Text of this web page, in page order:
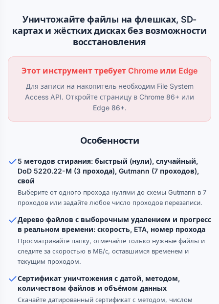
Уничтожайте файлы на флешках, SD-
картах и жёстких дисках без возможности
восстановления
Этот инструмент требует Chrome или Edge
Для записи на накопитель необходим File System
Access API. Откройте страницу в Chrome 86+ или
Edge 86+.
Особенности
5 методов стирания: быстрый (нули), случайный,
DoD 5220.22-M (3 прохода), Gutmann (7 проходов),
свой
Выберите от одного прохода нулями до схемы Gutmann в 7
проходов или задайте любое число проходов перезаписи.
Дерево файлов с выборочным удалением и прогресс
в реальном времени: скорость, ETA, номер прохода
Просматривайте папку, отмечайте только нужные файлы и
следите за скоростью в МБ/с, оставшимся временем и
текущим проходом.
Сертификат уничтожения с датой, методом,
количеством файлов и объёмом данных
Скачайте датированный сертификат с методом, числом